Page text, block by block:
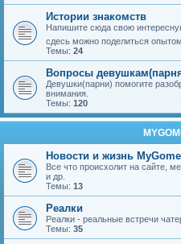
Истории знакомств
Напишите сюда свою
сдесь можно поделиться опытом
Темы: 24
Вопросы
Девушки(парни) помогите
внимания.
Темы: 120
Новости и жизнь
Все что происхолит на сайте,
и др.
Темы: 13
Реалки
Реалки - реальные встречи
Темы: 35